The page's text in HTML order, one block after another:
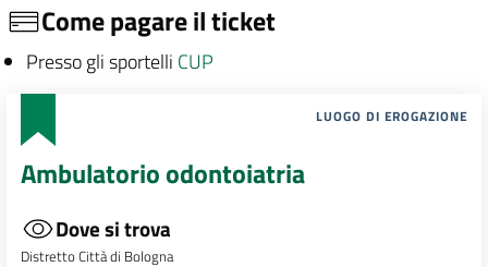
Come pagare il ticket
Presso gli sportelli CUP
LUOGO DI EROGAZIONE
Ambulatorio odontoiatria
Dove si trova
Distretto Città di Bologna